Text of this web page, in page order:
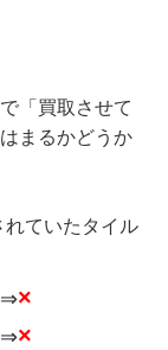
「買取させて
まるかどうか
れていたタイル
⇒×
⇒×